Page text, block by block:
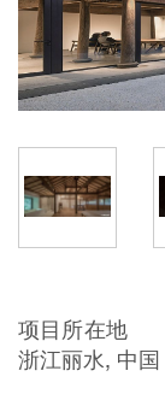
项目所在地
浙江丽水, 中国